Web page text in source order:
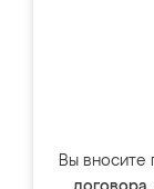
Вы вносите